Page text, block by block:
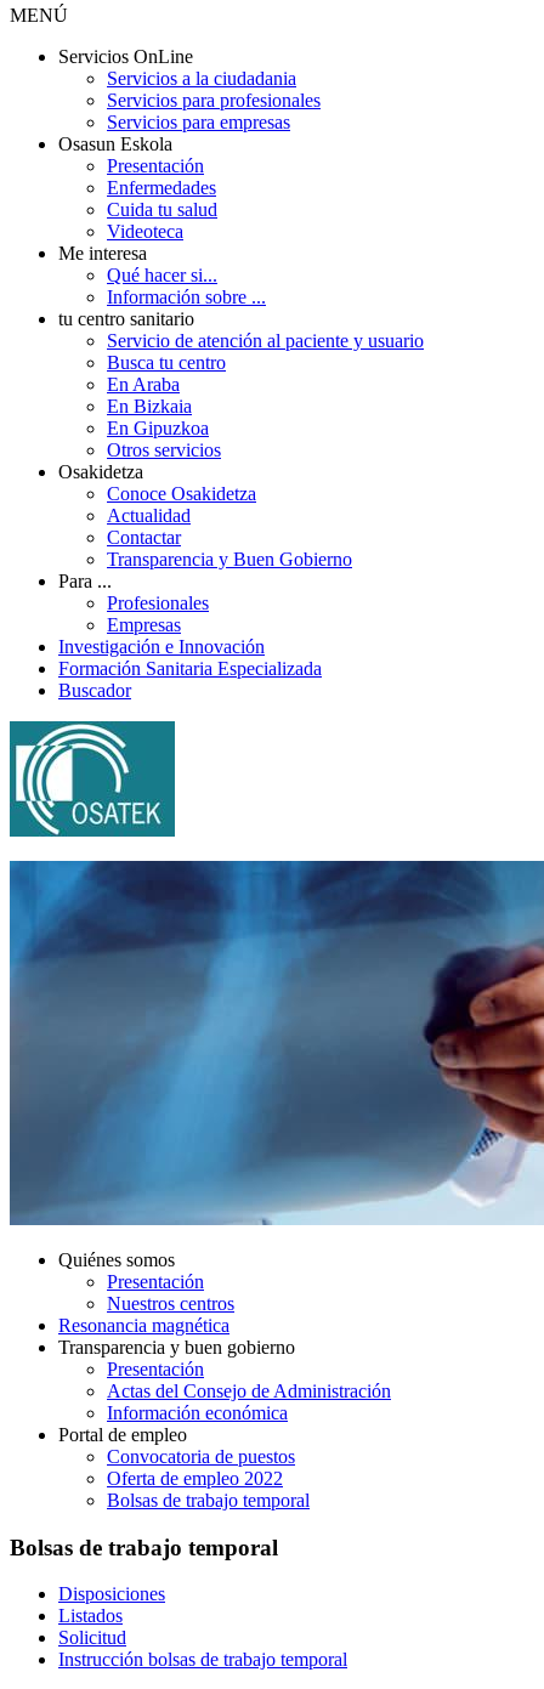
MENÚ
Servicios OnLine
Servicios a la ciudadania
Servicios para profesionales
Servicios para empresas
Osasun Eskola
Presentación
Enfermedades
Cuida tu salud
Videoteca
Me interesa
Qué hacer si...
Información sobre ...
tu centro sanitario
Servicio de atención al paciente y usuario
Busca tu centro
En Araba
En Bizkaia
En Gipuzkoa
Otros servicios
Osakidetza
Conoce Osakidetza
Actualidad
Contactar
Transparencia y Buen Gobierno
Para ...
Profesionales
Empresas
Investigación e Innovación
Formación Sanitaria Especializada
Buscador
Quiénes somos
Presentación
Nuestros centros
Resonancia magnética
Transparencia y buen gobierno
Presentación
Actas del Consejo de Administración
Información económica
Portal de empleo
Convocatoria de puestos
Oferta de empleo 2022
Bolsas de trabajo temporal
Bolsas de trabajo temporal
Disposiciones
Listados
Solicitud
Instrucción bolsas de trabajo temporal